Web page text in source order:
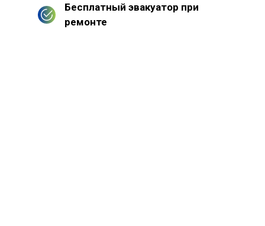
Бесплатный эвакуатор при
ремонте